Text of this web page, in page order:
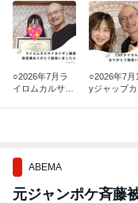
○2026年7月ラ
イロムカルサイ
○2026年7月
yジャップカ
ABEMA
元ジャンポケ斉藤